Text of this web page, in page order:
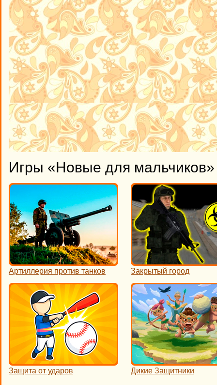
Игры «Новые для мальчиков»
Артиллерия против танков Закрытый город
Защита от ударов Дикие Защитники